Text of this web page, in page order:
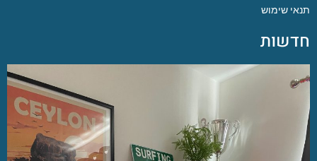
תנאי שימוש
חדשות